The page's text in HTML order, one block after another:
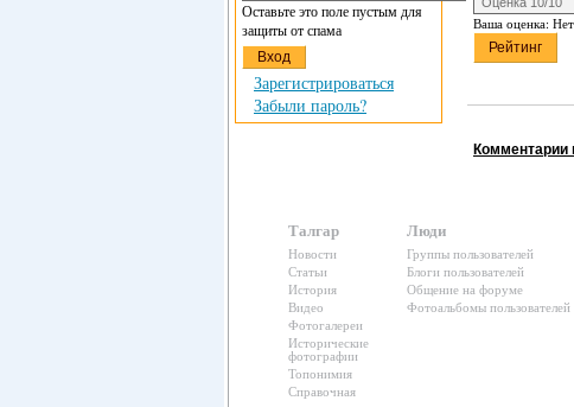
Ваша оценка: Нет
Комментарии
Оставьте это поле пустым для
защиты от спама
Зарегистрироваться
Забыли пароль?
Талгар
Новости
Статьи
История
Видео
Фотогалереи
Исторические
фотографии
Топонимия
Справочная
Люди
Группы пользователей
Блоги пользователей
Общение на форуме
Фотоальбомы пользователей